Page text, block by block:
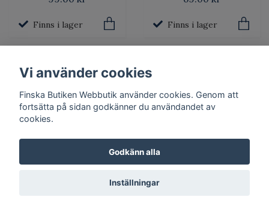
Finns i lager Finns i lager
Helmi - Potatisgryn
Tuoppi -
Vi använder cookies
Finska Butiken Webbutik använder cookies. Genom att
fortsätta på sidan godkänner du användandet av
cookies.
Godkänn alla
Inställningar